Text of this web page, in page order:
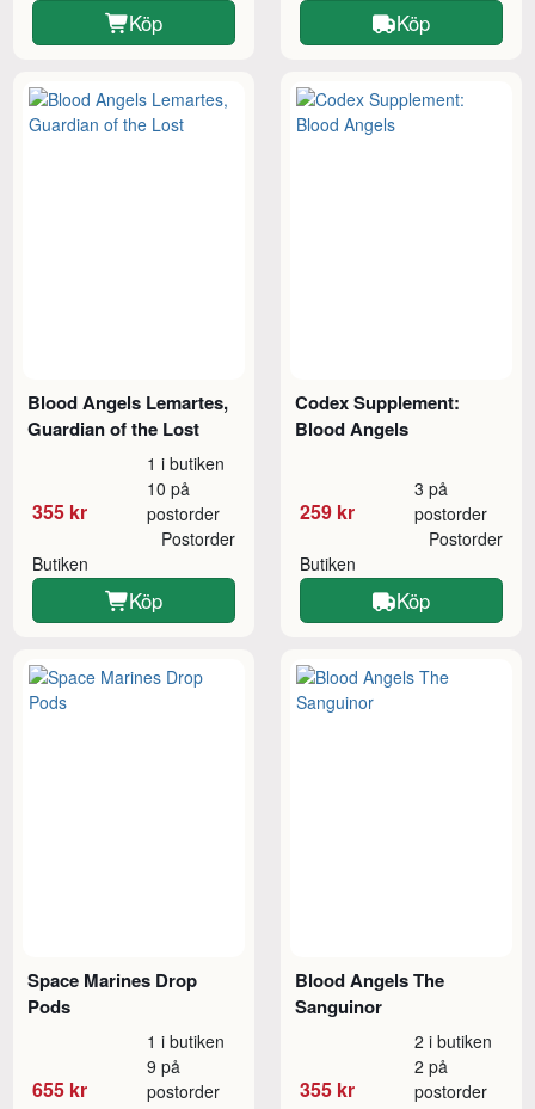
Köp Köp
Blood Angels Lemartes,
Guardian of the Lost
355 kr
1 i butiken
10 på
postorder
Butiken
Postorder
Köp
Codex Supplement:
Blood Angels
259 kr
3 på
postorder
Butiken
Postorder
Köp
Space Marines Drop
Pods
655 kr
1 i butiken
9 på
postorder
Blood Angels The
Sanguinor
355 kr
2 i butiken
2 på
postorder